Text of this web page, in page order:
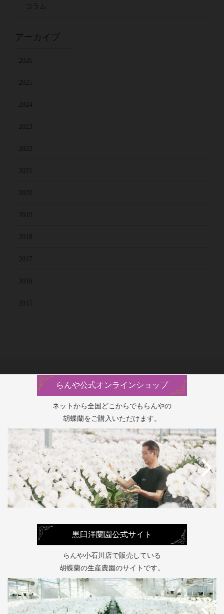
コラム
アーカイブ
2026
2025
2024
2023
2022
2021
2020
2019
2018
2017
2016
2015
らんや公式オンラインショップ
ネットから全国どこからでもらんやの
胡蝶蘭をご購入いただけます。
黒臼洋蘭園公式サイト
らんや小石川店で販売している
胡蝶蘭の生産農園のサイトです。